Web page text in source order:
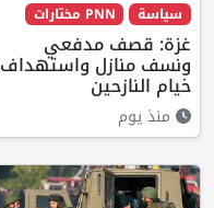
سياسة PNN مختارات
غزة: قصف مدفعي
ونسف منازل واستهداف
خيام النازحين
منذ يوم